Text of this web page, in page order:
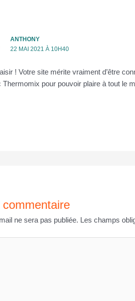
ANTHONY
22 MAI 2021 À 10H40
! Votre site mérite vraiment d’être
Thermomix pour pouvoir plaire à tout le
ne sera pas publiée. Les champs